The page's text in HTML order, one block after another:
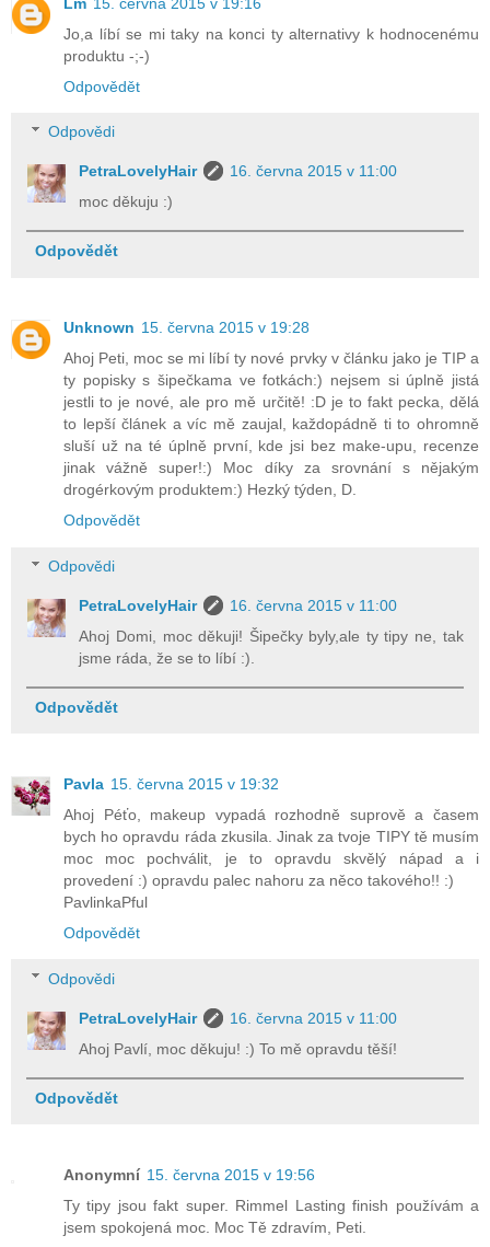
Jo,a líbí se mi taky na konci ty alternativy k hodnocenému
produktu -;-)
Odpovědět
Odpovědi
PetraLovelyHair
16. června 2015 v 11:00
moc děkuju :)
Odpovědět
Unknown 15. června 2015 v 19:28
Ahoj Peti, moc se mi líbí ty nové prvky v článku jako je TIP a
ty popisky s šipečkama ve fotkách:) nejsem si úplně jistá
jestli to je nové, ale pro mě určitě! :D je to fakt pecka, dělá
to lepší článek a víc mě zaujal, každopádně ti to ohromně
sluší už na té úplně první, kde jsi bez make-upu, recenze
jinak vážně super!:) Moc díky za srovnání s nějakým
drogérkovým produktem:) Hezký týden, D.
Odpovědět
Odpovědi
PetraLovelyHair
16. června 2015 v 11:00
Ahoj Domi, moc děkuji! Šipečky byly,ale ty tipy ne, tak
jsme ráda, že se to líbí :).
Odpovědět
Pavla 15. června 2015 v 19:32
Ahoj Péťo, makeup vypadá rozhodně suprově a časem
bych ho opravdu ráda zkusila. Jinak za tvoje TIPY tě musím
moc moc pochválit, je to opravdu skvělý nápad a i
provedení :) opravdu palec nahoru za něco takového!! :)
PavlinkaPful
Odpovědět
Odpovědi
PetraLovelyHair
16. června 2015 v 11:00
Ahoj Pavlí, moc děkuju! :) To mě opravdu těší!
Odpovědět
Anonymní 15. června 2015 v 19:56
Ty tipy jsou fakt super. Rimmel Lasting finish používám a
jsem spokojená moc. Moc Tě zdravím, Peti.